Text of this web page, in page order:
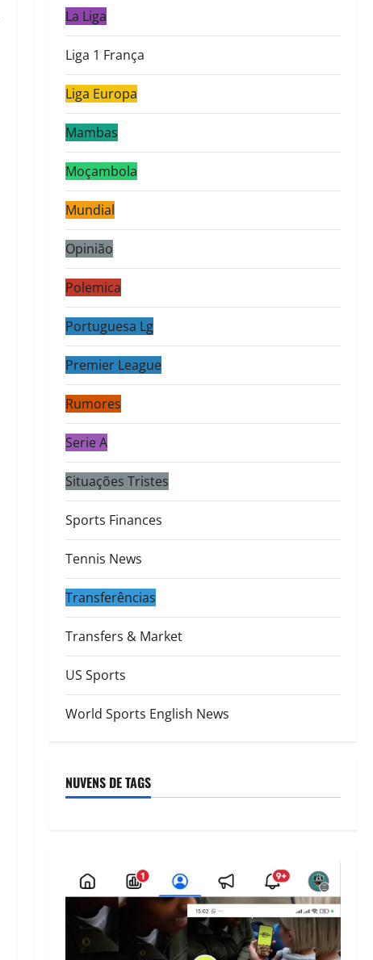
La Liga
Liga 1 França
Liga Europa
Mambas
Moçambola
Mundial
Opinião
Polemica
Portuguesa Lg
Premier League
Rumores
Serie A
Situações Tristes
Sports Finances
Tennis News
Transferências
Transfers & Market
US Sports
World Sports English News
NUVENS DE TAGS